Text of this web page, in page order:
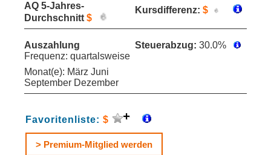
AQ 5-Jahres-
Durchschnitt $
Kursdifferenz: $
Auszahlung
Frequenz: quartalsweise
Monat(e): März Juni
September Dezember
Steuerabzug: 30.0%
Favoritenliste: $
> Premium-Mitglied werden